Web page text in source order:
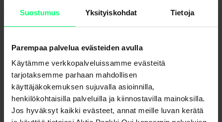
Suostumus Yksityiskohdat Tietoja
Parempaa palvelua evästeiden avulla
Käytämme verkkopalveluissamme evästeitä
tarjotaksemme parhaan mahdollisen
käyttäjäkokemuksen sujuvalla asioinnilla,
henkilökohtaisilla palveluilla ja kiinnostavilla mainoksilla.
Jos hyväksyt kaikki evästeet, annat meille luvan kerätä
varalta, että lainanottaja ei pystyisi maksamaan lainaansa
takaisin. Eri omaisuuslajit ovat vakuuksina pankille hieman
aina ostettava asunto, mutta muihin lainoihin vakuudet
voivat vaihdella.
Pankki arvioi vakuudet ja laskee vakuuksille vakuusarvon.
Tietyn vakuuden vakuusarvo lasketaan aina
tapauskohtaisesti.